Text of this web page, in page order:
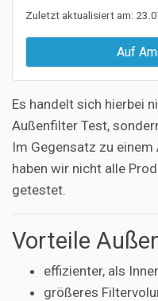
Zuletzt aktualisiert am:
Auf
Es handelt sich hierbei
Außenfilter Test,
Im Gegensatz zu
haben wir nicht alle
getestet.
Vorteile
effizienter, als
größeres